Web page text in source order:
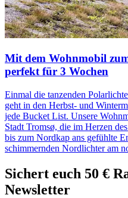
Mit dem Wohnmobil
perfekt für 3 Wochen
Einmal die tanzenden
geht in den Herbst- und
jede Bucket List. Unsere
Stadt Tromsø, die im Herzen
bis zum Nordkap ans gefühlte
schimmernden Nordlichter am
Sichert euch 50 €
Newsletter